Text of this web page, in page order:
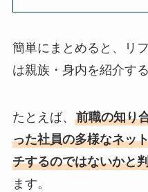
簡単にまとめると、リ
は親族・身内を紹介す
たとえば、 前職の知り
った社員の多様なネッ
チするのではないかと
ます。